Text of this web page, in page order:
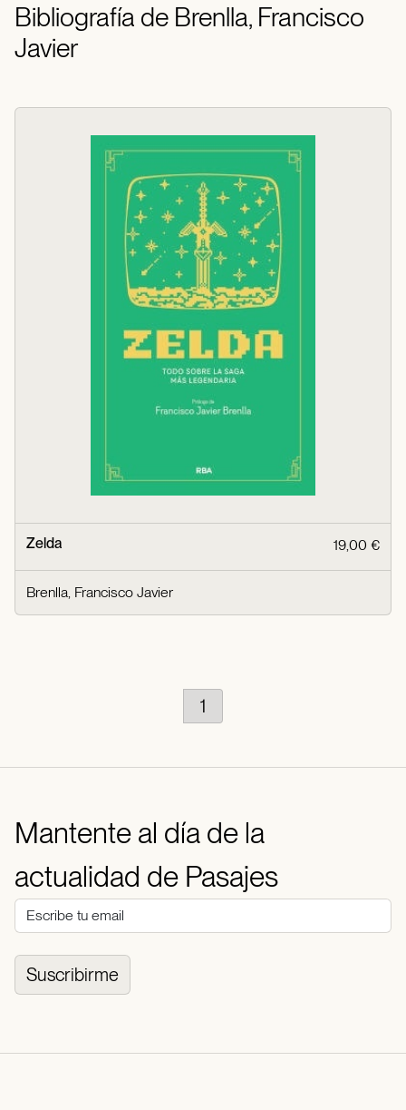
Bibliografía de Brenlla, Francisco
Javier
Zelda 19,00 €
Brenlla, Francisco Javier
1
Mantente al día de la
actualidad de Pasajes
Suscribirme